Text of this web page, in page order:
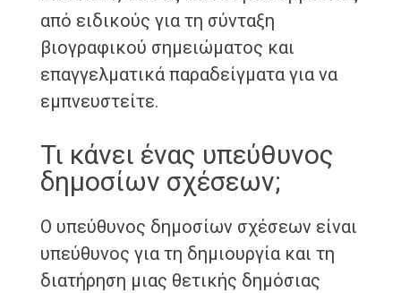
από ειδικούς για τη σύνταξη
βιογραφικού σημειώματος και
επαγγελματικά παραδείγματα για να
εμπνευστείτε.
Τι κάνει ένας υπεύθυνος
δημοσίων σχέσεων;
Ο υπεύθυνος δημοσίων σχέσεων είναι
υπεύθυνος για τη δημιουργία και τη
διατήρηση μιας θετικής δημόσιας